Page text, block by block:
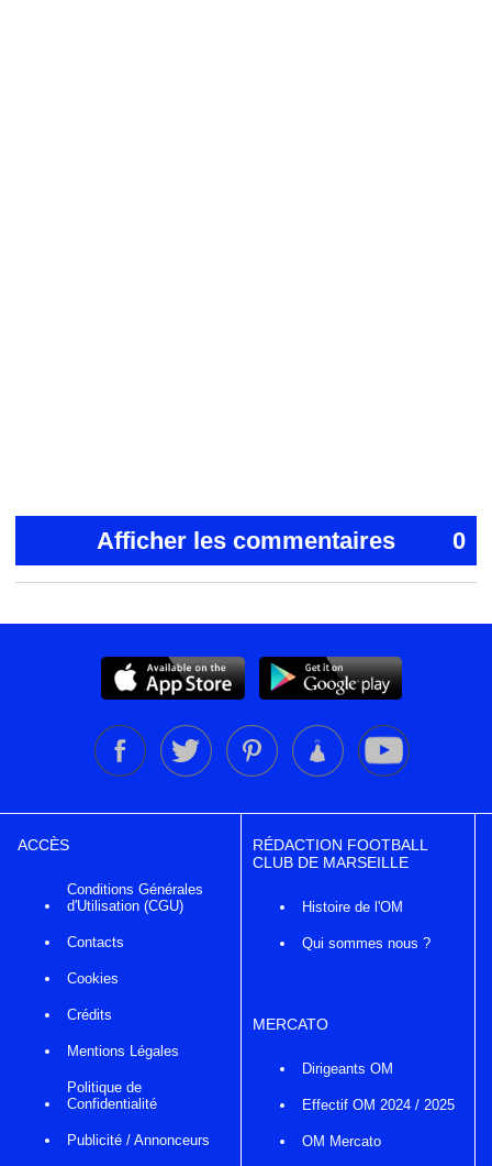
Afficher les commentaires 0
ACCÈS
Conditions Générales
d'Utilisation (CGU)
Contacts
Cookies
Crédits
Mentions Légales
Politique de
Confidentialité
Publicité / Annonceurs
RÉDACTION FOOTBALL
CLUB DE MARSEILLE
Histoire de l'OM
Qui sommes nous ?
MERCATO
Dirigeants OM
Effectif OM 2024 / 2025
OM Mercato